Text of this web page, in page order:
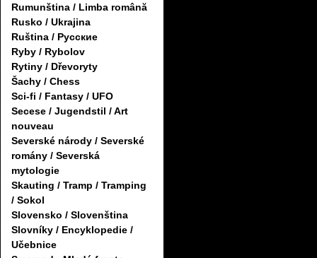
Rumunština / Limba română
Rusko / Ukrajina
Ruština / Русские
Ryby / Rybolov
Rytiny / Dřevoryty
Šachy / Chess
Sci-fi / Fantasy / UFO
Secese / Jugendstil / Art
nouveau
Severské národy / Severské
romány / Severská
mytologie
Skauting / Tramp / Tramping
/ Sokol
Slovensko / Slovenština
Slovníky / Encyklopedie /
Učebnice